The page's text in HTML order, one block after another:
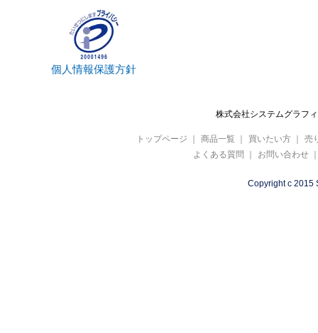
個人情報保護方針
株式会社システムグラ
トップページ ｜ 商品一覧 ｜ 買いたい方 ｜
売
よくある質問 ｜ お問い合わせ
Copyright c 2015